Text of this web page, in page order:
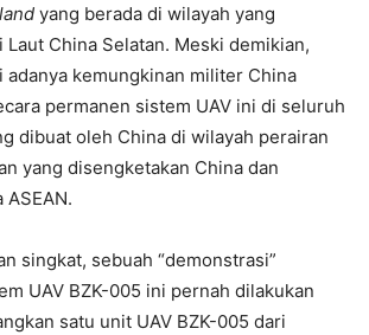
yang berada di wilayah yang
China Selatan. Meski demikian,
adanya kemungkinan militer China
permanen sistem UAV ini di seluruh
dibuat oleh China di wilayah perairan
yang disengketakan China dan
singkat, sebuah “demonstrasi”
UAV BZK-005 ini pernah dilakukan
satu unit UAV BZK-005 dari